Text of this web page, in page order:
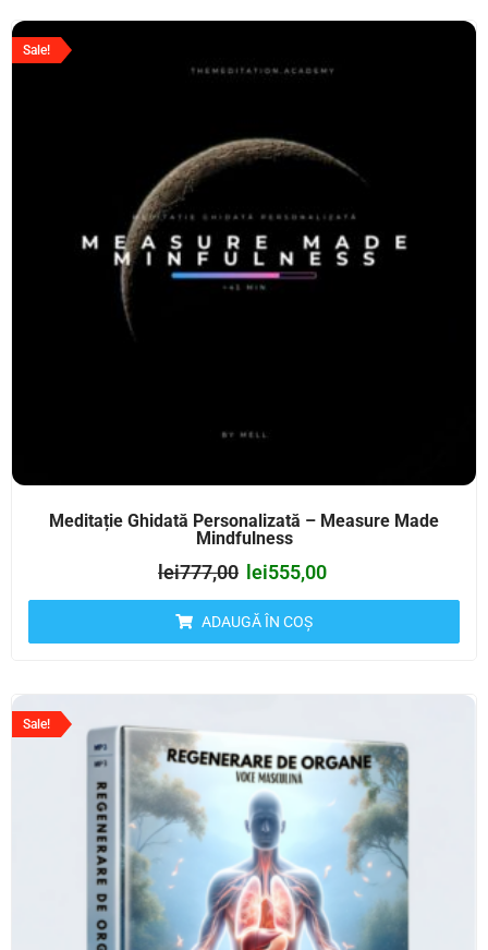
Sale!
Meditație Ghidată Personalizată – Measure Made
Mindfulness
lei777,00 lei555,00
ADAUGĂ ÎN COȘ
Sale!